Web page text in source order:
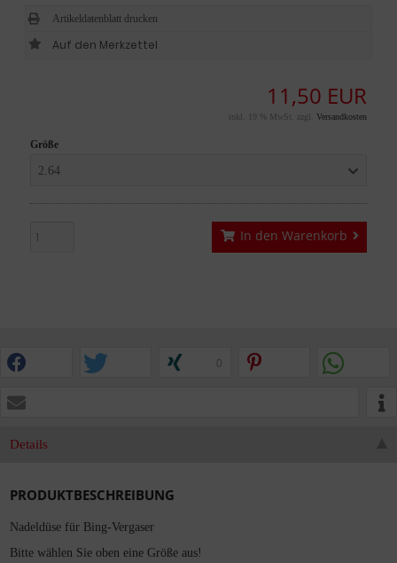
11,50 EUR
inkl. 19 % MwSt. zzgl. Versandkosten
Größe
2.64
In den Warenkorb
Artikeldatenblatt drucken
0
Details
PRODUKTBESCHREIBUNG
Nadeldüse für Bing-Vergaser
Bitte wählen Sie oben eine Größe aus!